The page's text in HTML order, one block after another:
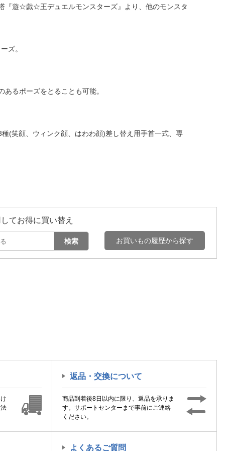
『遊☆戯☆王デュエルモンスターズ』より、他のモンスタ
ズ。
るポーズをとることも可能。
(笑顔、ウィンク顔、はわわ顔)差し替え用手首一式、専
てお得に買い替え
検索 お買いもの履歴から探す
返品・交換について
商品到着後8日以内に限り、返品を承りま
す。サポートセンターまで事前にご連絡
ください。
よくあるご質問